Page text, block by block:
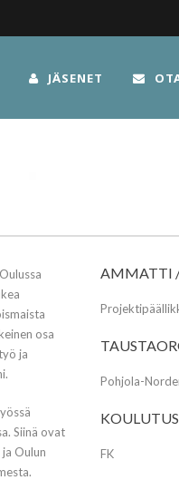
JÄSENET
osa
ja
Siinä ovat
Oulun
AMMATTI
Pohjola-
KOULUTUS
FK